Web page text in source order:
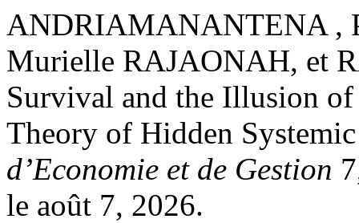
ANDRIAMANANTENA ,
Murielle RAJAONAH, et
Survival and the Illusion
Theory of Hidden
d’Economie et de Gestion
le août 7, 2026.